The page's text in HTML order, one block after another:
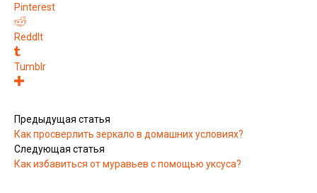
Pinterest
ReddIt
Tumblr
Предыдущая статья
Как просверлить зеркало в домашних условиях?
Следующая статья
Как избавиться от муравьев с помощью уксуса?